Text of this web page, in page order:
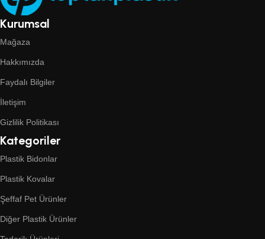
Kurumsal
Mağaza
Hakkımızda
Faydalı Bilgiler
İletişim
Gizlilik Politikası
Kategoriler
Plastik Bidonlar
Plastik Kovalar
Şeffaf Pet Ürünler
Diğer Plastik Ürünler